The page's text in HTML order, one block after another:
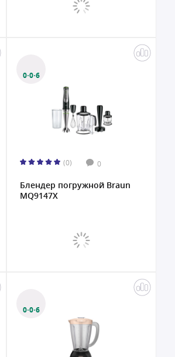
0·0·6
(0) 0
Блендер погружной Braun
MQ9147X
0·0·6